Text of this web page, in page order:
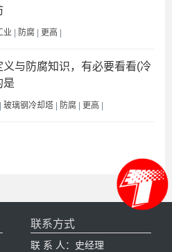
业 | 防腐 | 更高 |
义与防腐知识，有必要看看(冷
是
| 玻璃钢冷却塔 | 防腐 | 更高 |
联系方式
联 系 人：史经理